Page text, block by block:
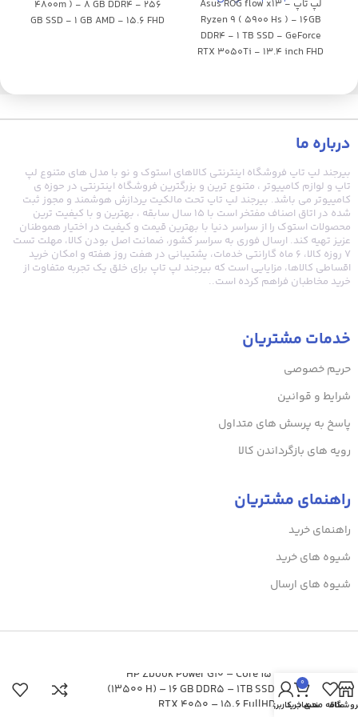
لپ تاپ Asus ROG flow x13 -
Ryzen 9 ( 5900 Hs ) - 16GB
DDR4 - 1 TB SSD - GeForce
RTX 3050Ti - 13.4 inch FHD
FHD
4800m ) - 8 GB DDR4 - 256
GB SSD - 1 GB AMD - 15.6 FHD
درباره ما
بیرجند لپ تاپ فروشگاه اینترنتی کالاهای استوک و نو با مدل های متنوع لپ
تاپ و لوازم کامپیوتر ، متنوع ترین و بزرگترین فروشگاه اینترنتی در حوزه ی
کامپیوتر می باشد. بیرجند لپ تاپ تحت مالکیت پردازش هوشمند و مجوز ثبت
شده در اتاق اصناف مفتخر است با ۱۵ سال سابقه ، بهترین و با کیفیت ترین
محصولات استوک را از سراسر دنیا با بهترین قیمت و کیفیت در اختیار هموطنان
عزیز تهیه کند. ارسال فوری به سراسر کشور، ضمانت اصل بودن کالا، مهلت تست
۷ روزه کالا، ۶ ماه گارانتی خدمات، پشتیبانی در هفت روز هفته و امکان خرید
اقساطی کالاها، مزایایی است که بیرجند لپ تاپ برای خلق یک تجربه متفاوت از
خرید مخاطبان فراهم کرده است..
خدمات مشتریان
حریم خصوصی
شرایط و قوانین
پاسخ به پرسش های متداول
رویه های بازگرداندن کالا
راهنمای مشتریان
راهنمای خرید
شیوه های خرید
شیوه های ارسال
لپ تاپ HP Zbook Power G10 – Core i5
(13500 H) – 16 GB DDR5 – 1TB SSD – 6GB
RTX 4050 – 15.6 FullHD 120Hzعلاقه مندی
0
سبد خرید
حساب کاربری من